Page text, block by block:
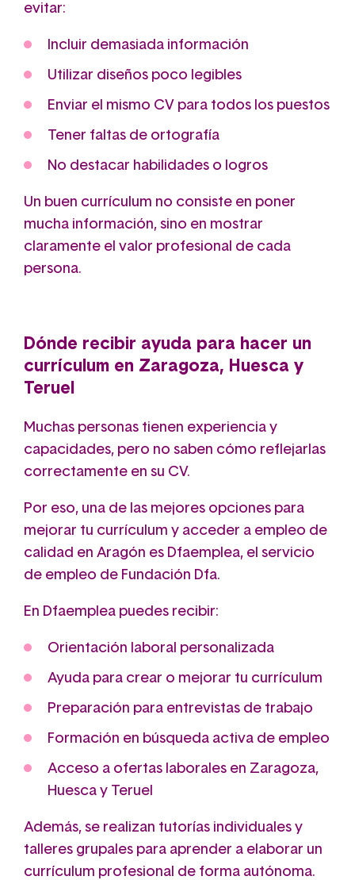
evitar:
Incluir demasiada información
Utilizar diseños poco legibles
Enviar el mismo CV para todos los puestos
Tener faltas de ortografía
No destacar habilidades o logros
Un buen currículum no consiste en poner
mucha información, sino en mostrar
claramente el valor profesional de cada
persona.
Dónde recibir ayuda para hacer un
currículum en Zaragoza, Huesca y
Teruel
Muchas personas tienen experiencia y
capacidades, pero no saben cómo reflejarlas
correctamente en su CV.
Por eso, una de las mejores opciones para
mejorar tu currículum y acceder a empleo de
calidad en Aragón es Dfaemplea, el servicio
de empleo de Fundación Dfa.
En Dfaemplea puedes recibir:
Orientación laboral personalizada
Ayuda para crear o mejorar tu currículum
Preparación para entrevistas de trabajo
Formación en búsqueda activa de empleo
Acceso a ofertas laborales en Zaragoza,
Huesca y Teruel
Además, se realizan tutorías individuales y
talleres grupales para aprender a elaborar un
currículum profesional de forma autónoma.